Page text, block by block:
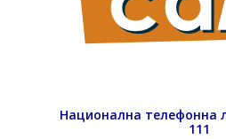
Национална телефонна
111